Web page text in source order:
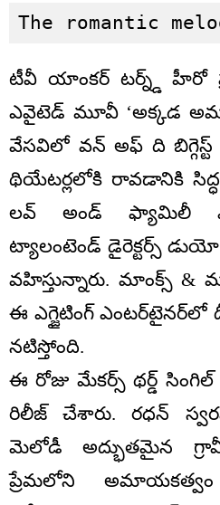
The romantic
టీవీ యాంకర్ టర్న్డ్ హీరో
ఎవైటెడ్ మూవీ ‘అక్కడ
వేసవిలో వన్ అఫ్ ది బిగ్గెస్ట్
థియేటర్లలోకి రావడానికి
లవ్ అండ్ ఫ్యామిలీ
ట్యాలంటెండ్ డైరెక్టర్స్
వహిస్తున్నారు. మాంక్స్ &
ఈ ఎగ్జైటింగ్
నటిస్తోంది.
ఈ రోజు మేకర్స్ థర్డ్
రిలీజ్ చేశారు. రధన్
మెలోడీ అద్భుతమైన
ప్రేమలోని